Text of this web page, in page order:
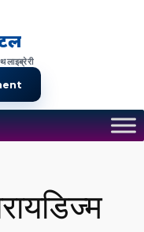
लाइब्रेरी